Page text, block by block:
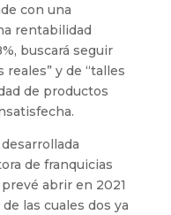
con una
rentabilidad
buscará seguir
y de “talles
de productos
de franquicias
prevé abrir en 2021
las cuales dos ya